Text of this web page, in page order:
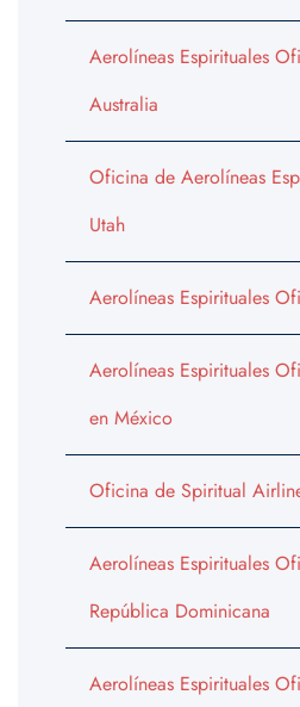
Aerolíneas Espirituales
Australia
Oficina de Aerolíneas
Utah
Aerolíneas Espirituales
Aerolíneas Espirituales
en México
Oficina de Spiritual
Aerolíneas Espirituales
República Dominicana
Aerolíneas Espirituales